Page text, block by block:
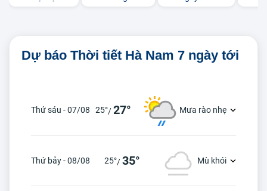
Dự báo Thời tiết Hà Nam 7 ngày tới
Thứ sáu - 07/08 25°/27° Mưa rào nhẹ
Thứ bảy - 08/08 25°/35° Mù khói